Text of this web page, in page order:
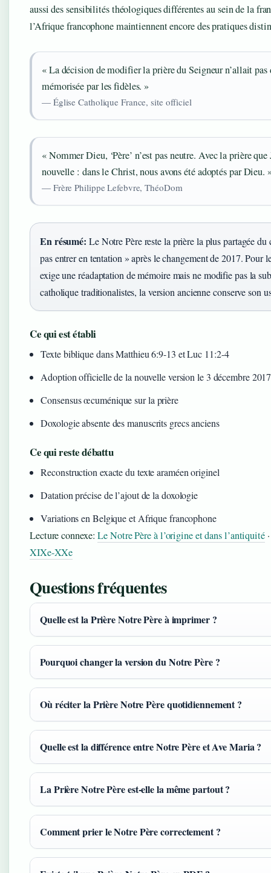
aussi des sensibilités théologiques différentes au sein de la
l’Afrique francophone maintiennent encore des pratiques
« La décision de modifier la prière du Seigneur n’allait pas
mémorisée par les fidèles. »
— Église Catholique France, site officiel
« Nommer Dieu, ‘Père’ n’est pas neutre. Avec la prière
nouvelle : dans le Christ, nous avons été adoptés par Dieu.
— Frère Philippe Lefebvre, ThéoDom
En résumé: Le Notre Père reste la prière la plus partagée
pas entrer en tentation » après le changement de 2017. Pour
exige une réadaptation de mémoire mais ne modifie pas la
catholique traditionalistes, la version ancienne conserve son
Ce qui est établi
Texte biblique dans Matthieu 6:9-13 et Luc 11:2-4
Adoption officielle de la nouvelle version le 3 décembre 2017
Consensus œcuménique sur la prière
Doxologie absente des manuscrits grecs anciens
Ce qui reste débattu
Reconstruction exacte du texte araméen originel
Datation précise de l’ajout de la doxologie
Variations en Belgique et Afrique francophone
Lecture connexe:Le Notre Père à l’origine et dans l’antiquité
XIXe-XXe
Questions fréquentes
Quelle est la Prière Notre Père à imprimer ?
Pourquoi changer la version du Notre Père ?
Où réciter la Prière Notre Père quotidiennement ?
Quelle est la différence entre Notre Père et Ave Maria ?
La Prière Notre Père est-elle la même partout ?
Comment prier le Notre Père correctement ?